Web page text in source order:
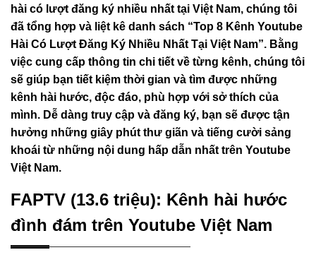
hài có lượt đăng ký nhiều nhất tại Việt Nam, chúng tôi
đã tổng hợp và liệt kê danh sách “Top 8 Kênh Youtube
Hài Có Lượt Đăng Ký Nhiều Nhất Tại Việt Nam”. Bằng
việc cung cấp thông tin chi tiết về từng kênh, chúng tôi
sẽ giúp bạn tiết kiệm thời gian và tìm được những
kênh hài hước, độc đáo, phù hợp với sở thích của
mình. Dễ dàng truy cập và đăng ký, bạn sẽ được tận
hưởng những giây phút thư giãn và tiếng cười sảng
khoái từ những nội dung hấp dẫn nhất trên Youtube
Việt Nam.
FAPTV (13.6 triệu): Kênh hài hước
đình đám trên Youtube Việt Nam